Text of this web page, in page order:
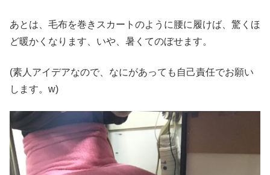
あとは、毛布を巻きスカートのように腰に履けば、驚くほ
ど暖かくなります、いや、暑くてのぼせます。
(素人アイデアなので、なにがあっても自己責任でお願い
します。w)